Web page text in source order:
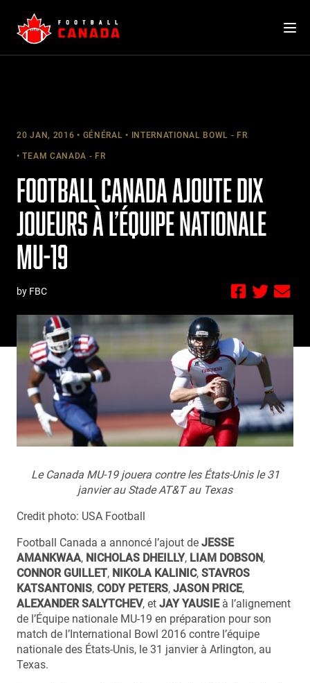
content
20 JAN, 2016 GÉNÉRAL INTERNATIONAL BOWL - FR
TEAM CANADA - FR
FOOTBALL CANADA AJOUTE DIX
JOUEURS À L’ÉQUIPE NATIONALE
MU-19
by FBC
Le Canada MU-19 jouera contre les États-Unis le 31
janvier au Stade AT&T au Texas
Credit photo: USA Football
Football Canada a annoncé l’ajout de JESSE
AMANKWAA, NICHOLAS DHEILLY, LIAM DOBSON,
CONNOR GUILLET, NIKOLA KALINIC, STAVROS
KATSANTONIS, CODY PETERS, JASON PRICE,
ALEXANDER SALYTCHEV, et JAY YAUSIE à l’alignement
de l’Équipe nationale MU-19 en préparation pour son
match de l’International Bowl 2016 contre l’équipe
nationale des États-Unis, le 31 janvier à Arlington, au
Texas.